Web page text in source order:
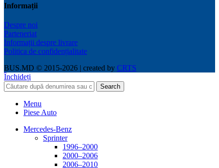
Informații
Despre noi
Parteneriat
Informații despre livrare
Politica de confidențialitate
BUS.MD © 2015-2026 | created by CRTS
Închideți
Search
Menu
Piese Auto
Mercedes-Benz
Sprinter
1996–2000
2000–2006
2006–2010